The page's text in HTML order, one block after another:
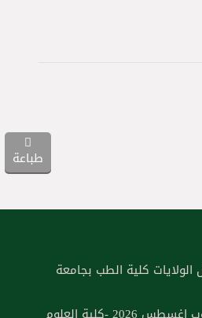
طباعة
من كل الولايات كلية الطب بجامعة